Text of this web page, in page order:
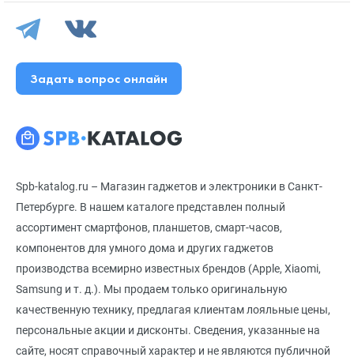
Spb-katalog.ru – Магазин гаджетов и электроники в Санкт-
Петербурге. В нашем каталоге представлен полный
ассортимент смартфонов, планшетов, смарт-часов,
компонентов для умного дома и других гаджетов
производства всемирно известных брендов (Apple, Xiaomi,
Samsung и т. д.). Мы продаем только оригинальную
качественную технику, предлагая клиентам лояльные цены,
персональные акции и дисконты. Сведения, указанные на
сайте, носят справочный характер и не являются публичной
Задать вопрос онлайн